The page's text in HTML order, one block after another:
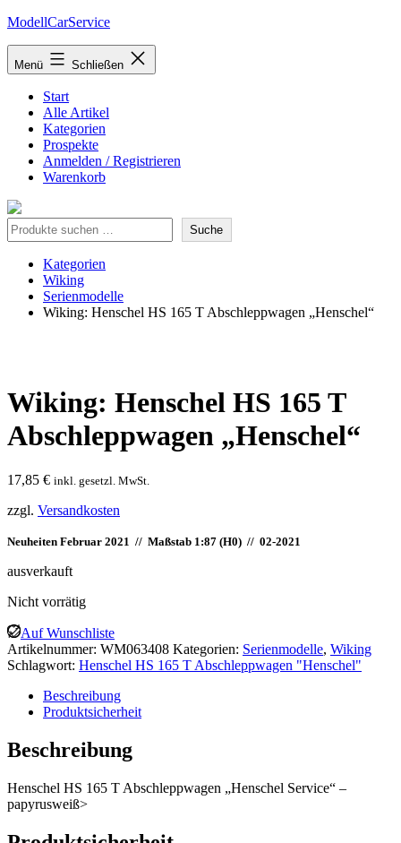
Zum
springen
ModellCarService
Menü Schließen
Start
Alle Artikel
Kategorien
Prospekte
Anmelden / Registrieren
Warenkorb
Suche Suche
Kategorien
Wiking
Serienmodelle
Wiking: Henschel HS 165 T Abschleppwagen „Henschel“
Wiking: Henschel HS 165 T
Abschleppwagen „Henschel“
17,85 € inkl. gesetzl. MwSt.
zzgl. Versandkosten
Neuheiten Februar 2021 // Maßstab 1:87 (H0) // 02-2021
ausverkauft
Nicht vorrätig
Auf Wunschliste
Artikelnummer: WM063408 Kategorien: Serienmodelle, Wiking
Schlagwort: Henschel HS 165 T Abschleppwagen "Henschel"
Beschreibung
Produktsicherheit
Beschreibung
Henschel HS 165 T Abschleppwagen „Henschel Service“ –
papyrusweiß>